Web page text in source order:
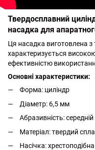
Твердосплавний
насадка для
Ця насадка виготовлена з
характеризується
ефективністю
Основні характеристики:
Форма: циліндр
Діаметр: 6,5 мм
Абразивність: середній
Матеріал: твердий
Насічка: хрестоподібна